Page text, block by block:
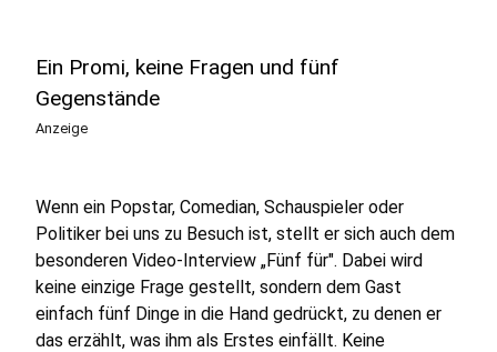
Ein Promi, keine Fragen und fünf
Gegenstände
Anzeige
Wenn ein Popstar, Comedian, Schauspieler oder
Politiker bei uns zu Besuch ist, stellt er sich auch dem
besonderen Video-Interview „Fünf für". Dabei wird
keine einzige Frage gestellt, sondern dem Gast
einfach fünf Dinge in die Hand gedrückt, zu denen er
das erzählt, was ihm als Erstes einfällt. Keine